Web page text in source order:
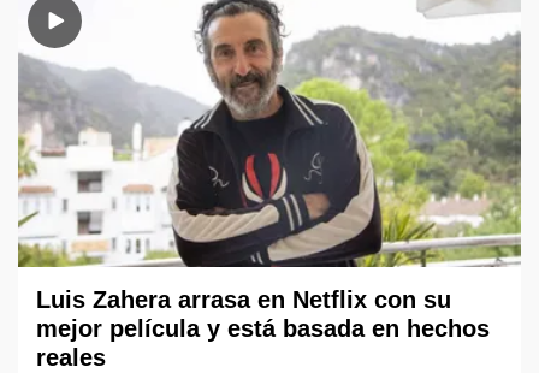
Luis Zahera arrasa en Netflix con su
mejor película y está basada en hechos
reales